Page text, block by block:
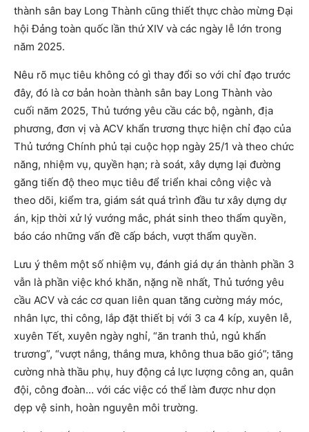
thành sân bay Long Thành cũng thiết thực chào mừng Đại
hội Đảng toàn quốc lần thứ XIV và các ngày lễ lớn trong
năm 2025.
Nêu rõ mục tiêu không có gì thay đổi so với chỉ đạo trước
đây, đó là cơ bản hoàn thành sân bay Long Thành vào
cuối năm 2025, Thủ tướng yêu cầu các bộ, ngành, địa
phương, đơn vị và ACV khẩn trương thực hiện chỉ đạo của
Thủ tướng Chính phủ tại cuộc họp ngày 25/1 và theo chức
năng, nhiệm vụ, quyền hạn; rà soát, xây dựng lại đường
găng tiến độ theo mục tiêu để triển khai công việc và
theo dõi, kiểm tra, giám sát quá trình đầu tư xây dựng dự
án, kịp thời xử lý vướng mắc, phát sinh theo thẩm quyền,
báo cáo những vấn đề cấp bách, vượt thẩm quyền.
Lưu ý thêm một số nhiệm vụ, đánh giá dự án thành phần 3
vẫn là phần việc khó khăn, nặng nề nhất, Thủ tướng yêu
cầu ACV và các cơ quan liên quan tăng cường máy móc,
nhân lực, thi công, lắp đặt thiết bị với 3 ca 4 kíp, xuyên lễ,
xuyên Tết, xuyên ngày nghỉ, “ăn tranh thủ, ngủ khẩn
trương”, “vượt nắng, thắng mưa, không thua bão gió”; tăng
cường nhà thầu phụ, huy động cả lực lượng công an, quân
đội, công đoàn… với các việc có thể làm được như dọn
dẹp vệ sinh, hoàn nguyên môi trường.